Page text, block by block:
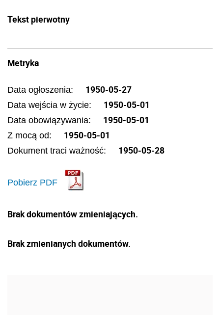
Tekst pierwotny
Metryka
Data ogłoszenia: 1950-05-27
Data wejścia w życie: 1950-05-01
Data obowiązywania: 1950-05-01
Z mocą od: 1950-05-01
Dokument traci ważność: 1950-05-28
Pobierz PDF
Brak dokumentów zmieniających.
Brak zmienianych dokumentów.